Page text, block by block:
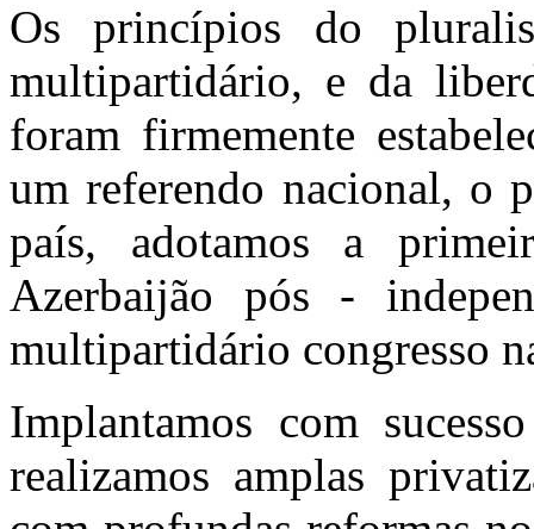
Os princípios do
multipartidário, e da
foram firmemente
um referendo nacional, o
país, adotamos a
Azerbaijão pós -
multipartidário congresso
Implantamos com
realizamos amplas